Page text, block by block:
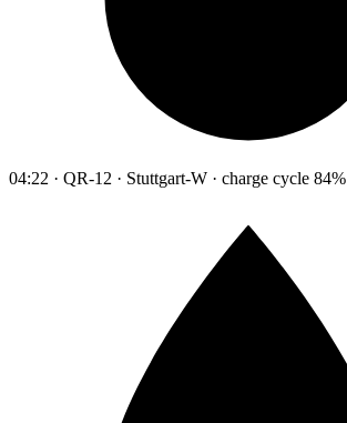
04:22 · QR-12 · Stuttgart-W · charge cycle 84%